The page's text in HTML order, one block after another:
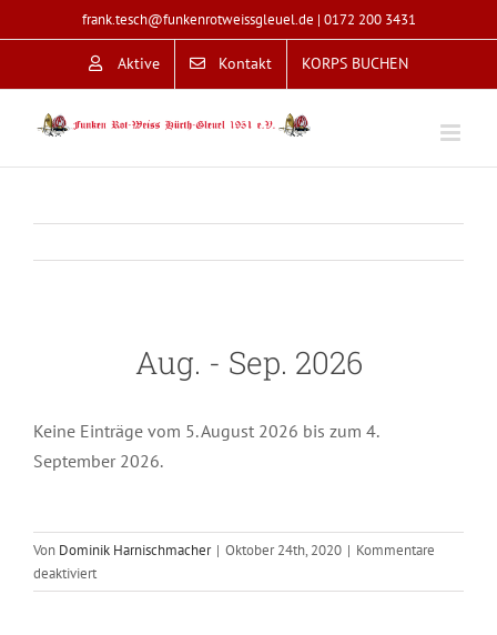
Inhalt
frank.tesch@funkenrotweissgleuel.de | 0172 200 3431
Aktive Kontakt KORPS BUCHEN
Aug. - Sep. 2026
Keine Einträge vom 5. August 2026 bis zum 4.
September 2026.
Von Dominik Harnischmacher | Oktober 24th, 2020 | Kommentare
deaktiviertfür
FRW